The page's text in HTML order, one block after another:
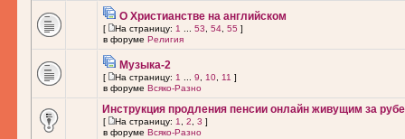
О Христианстве на английском
[ На страницу: 1 53 54 55 ]
в форуме Религия
Музыка-2
[ На страницу: 1 9 10 11 ]
в форуме Всяко-Разно
Инструкция продления пенсии онлайн живущим за
[ На страницу: 1 2 3 ]
в форуме Всяко-Разно